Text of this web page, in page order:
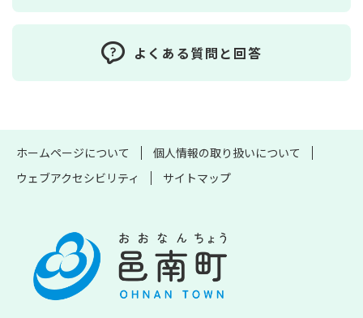
よくある質問と回答
ホームページについて
個人情報の取り扱いについて
ウェブアクセシビリティ
サイトマップ